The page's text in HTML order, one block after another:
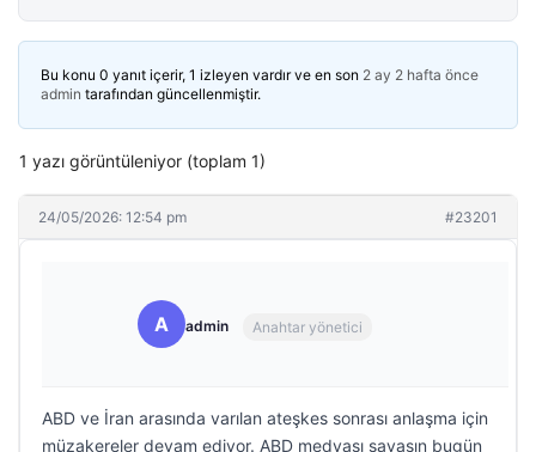
Bu konu 0 yanıt içerir, 1 izleyen vardır ve en son 2 ay 2 hafta önce
admin tarafından güncellenmiştir.
1 yazı görüntüleniyor (toplam 1)
24/05/2026: 12:54 pm #23201
A admin Anahtar yönetici
ABD ve İran arasında varılan ateşkes sonrası anlaşma için
müzakereler devam ediyor. ABD medyası savaşın bugün